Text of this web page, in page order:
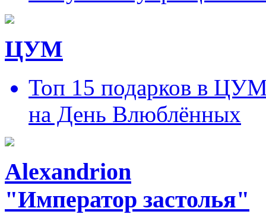
ЦУМ
Топ 15 подарков в
на День Влюблённых
Alexandrion
"Император застолья"